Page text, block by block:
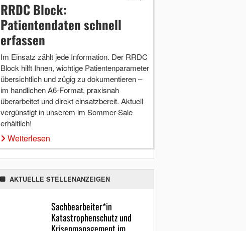
RRDC Block:
Patientendaten schnell
erfassen
Im Einsatz zählt jede Information. Der RRDC
Block hilft Ihnen, wichtige Patientenparameter
übersichtlich und zügig zu dokumentieren –
im handlichen A6-Format, praxisnah
überarbeitet und direkt einsatzbereit. Aktuell
vergünstigt in unserem im Sommer-Sale
erhältlich!
Weiterlesen
AKTUELLE STELLENANZEIGEN
Sachbearbeiter*in
Katastrophenschutz und